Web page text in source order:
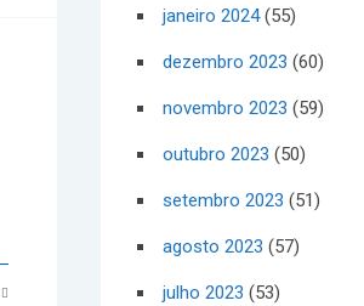
janeiro 2024(55)
dezembro 2023 (60)
novembro 2023 (59)
outubro 2023 (50)
setembro 2023 (51)
agosto 2023 (57)
julho 2023 (53)